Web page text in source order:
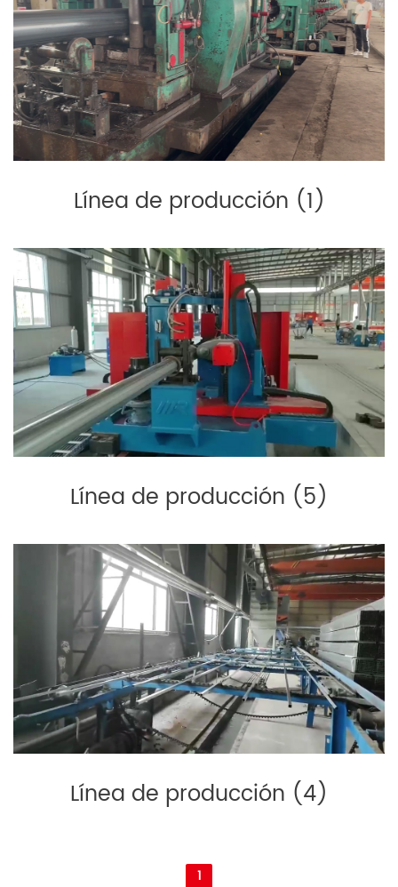
Línea de producción (1)
Línea de producción (5)
Línea de producción (4)
1